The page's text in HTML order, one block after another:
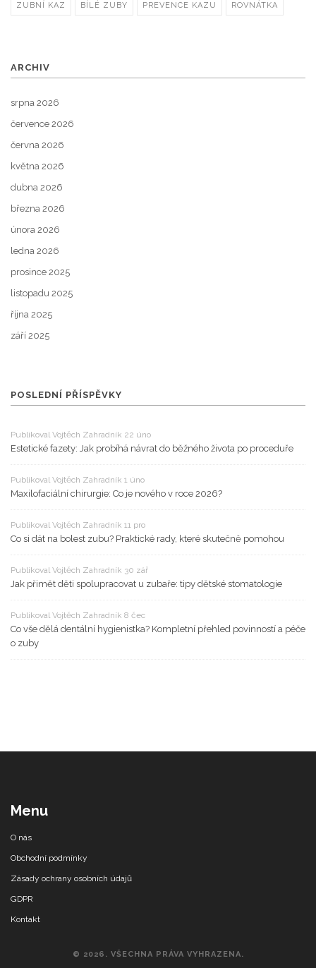
ZUBNÍ KAZ BÍLÉ ZUBY PREVENCE KAZU ROVNÁTKA
ARCHIV
srpna 2026
července 2026
června 2026
května 2026
dubna 2026
března 2026
února 2026
ledna 2026
prosince 2025
listopadu 2025
října 2025
září 2025
POSLEDNÍ PŘÍSPĚVKY
Publikoval Vojtěch Zahradník 22 úno
Estetické fazety: Jak probíhá návrat do běžného života po proceduře
Publikoval Vojtěch Zahradník 1 úno
Maxilofaciální chirurgie: Co je nového v roce 2026?
Publikoval Vojtěch Zahradník 11 pro
Co si dát na bolest zubu? Praktické rady, které skutečně pomohou
Publikoval Vojtěch Zahradník 30 zář
Jak přimět děti spolupracovat u zubaře: tipy dětské stomatologie
Publikoval Vojtěch Zahradník 8 čec
Co vše dělá dentální hygienistka? Kompletní přehled povinností a péče
o zuby
Menu
O nás
Obchodní podmínky
Zásady ochrany osobních údajů
GDPR
Kontakt
© 2026. VŠECHNA PRÁVA VYHRAZENA.